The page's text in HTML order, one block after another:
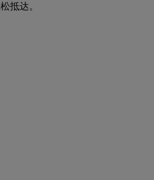
抵达。